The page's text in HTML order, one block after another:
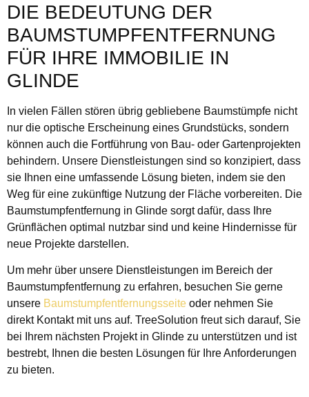
DIE BEDEUTUNG DER
BAUMSTUMPFENTFERNUNG
FÜR IHRE IMMOBILIE IN
GLINDE
In vielen Fällen stören übrig gebliebene Baumstümpfe nicht
nur die optische Erscheinung eines Grundstücks, sondern
können auch die Fortführung von Bau- oder Gartenprojekten
behindern. Unsere Dienstleistungen sind so konzipiert, dass
sie Ihnen eine umfassende Lösung bieten, indem sie den
Weg für eine zukünftige Nutzung der Fläche vorbereiten. Die
Baumstumpfentfernung in Glinde sorgt dafür, dass Ihre
Grünflächen optimal nutzbar sind und keine Hindernisse für
neue Projekte darstellen.
Um mehr über unsere Dienstleistungen im Bereich der
Baumstumpfentfernung zu erfahren, besuchen Sie gerne
unsere Baumstumpfentfernungsseite oder nehmen Sie
direkt Kontakt mit uns auf. TreeSolution freut sich darauf, Sie
bei Ihrem nächsten Projekt in Glinde zu unterstützen und ist
bestrebt, Ihnen die besten Lösungen für Ihre Anforderungen
zu bieten.